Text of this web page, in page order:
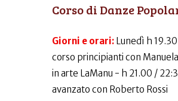
Corso di Danze
Giorni e orari: Lunedì h
corso principianti con
in arte LaManu - h 21.00 /
avanzato con Roberto Rossi